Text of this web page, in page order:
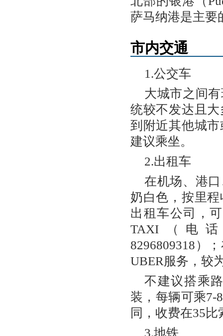
萨马纳港是主要
市内交通
1.公交车
大城市之间
统较不发达且
到附近其他城
建议乘坐。
2.出租车
在机场、港
奶白色，按里
出租车公司，
TAXI（电话
8296809318）
UBER服务，较
不建议搭乘
装，每辆可乘7-
同，收费在35
3.地铁